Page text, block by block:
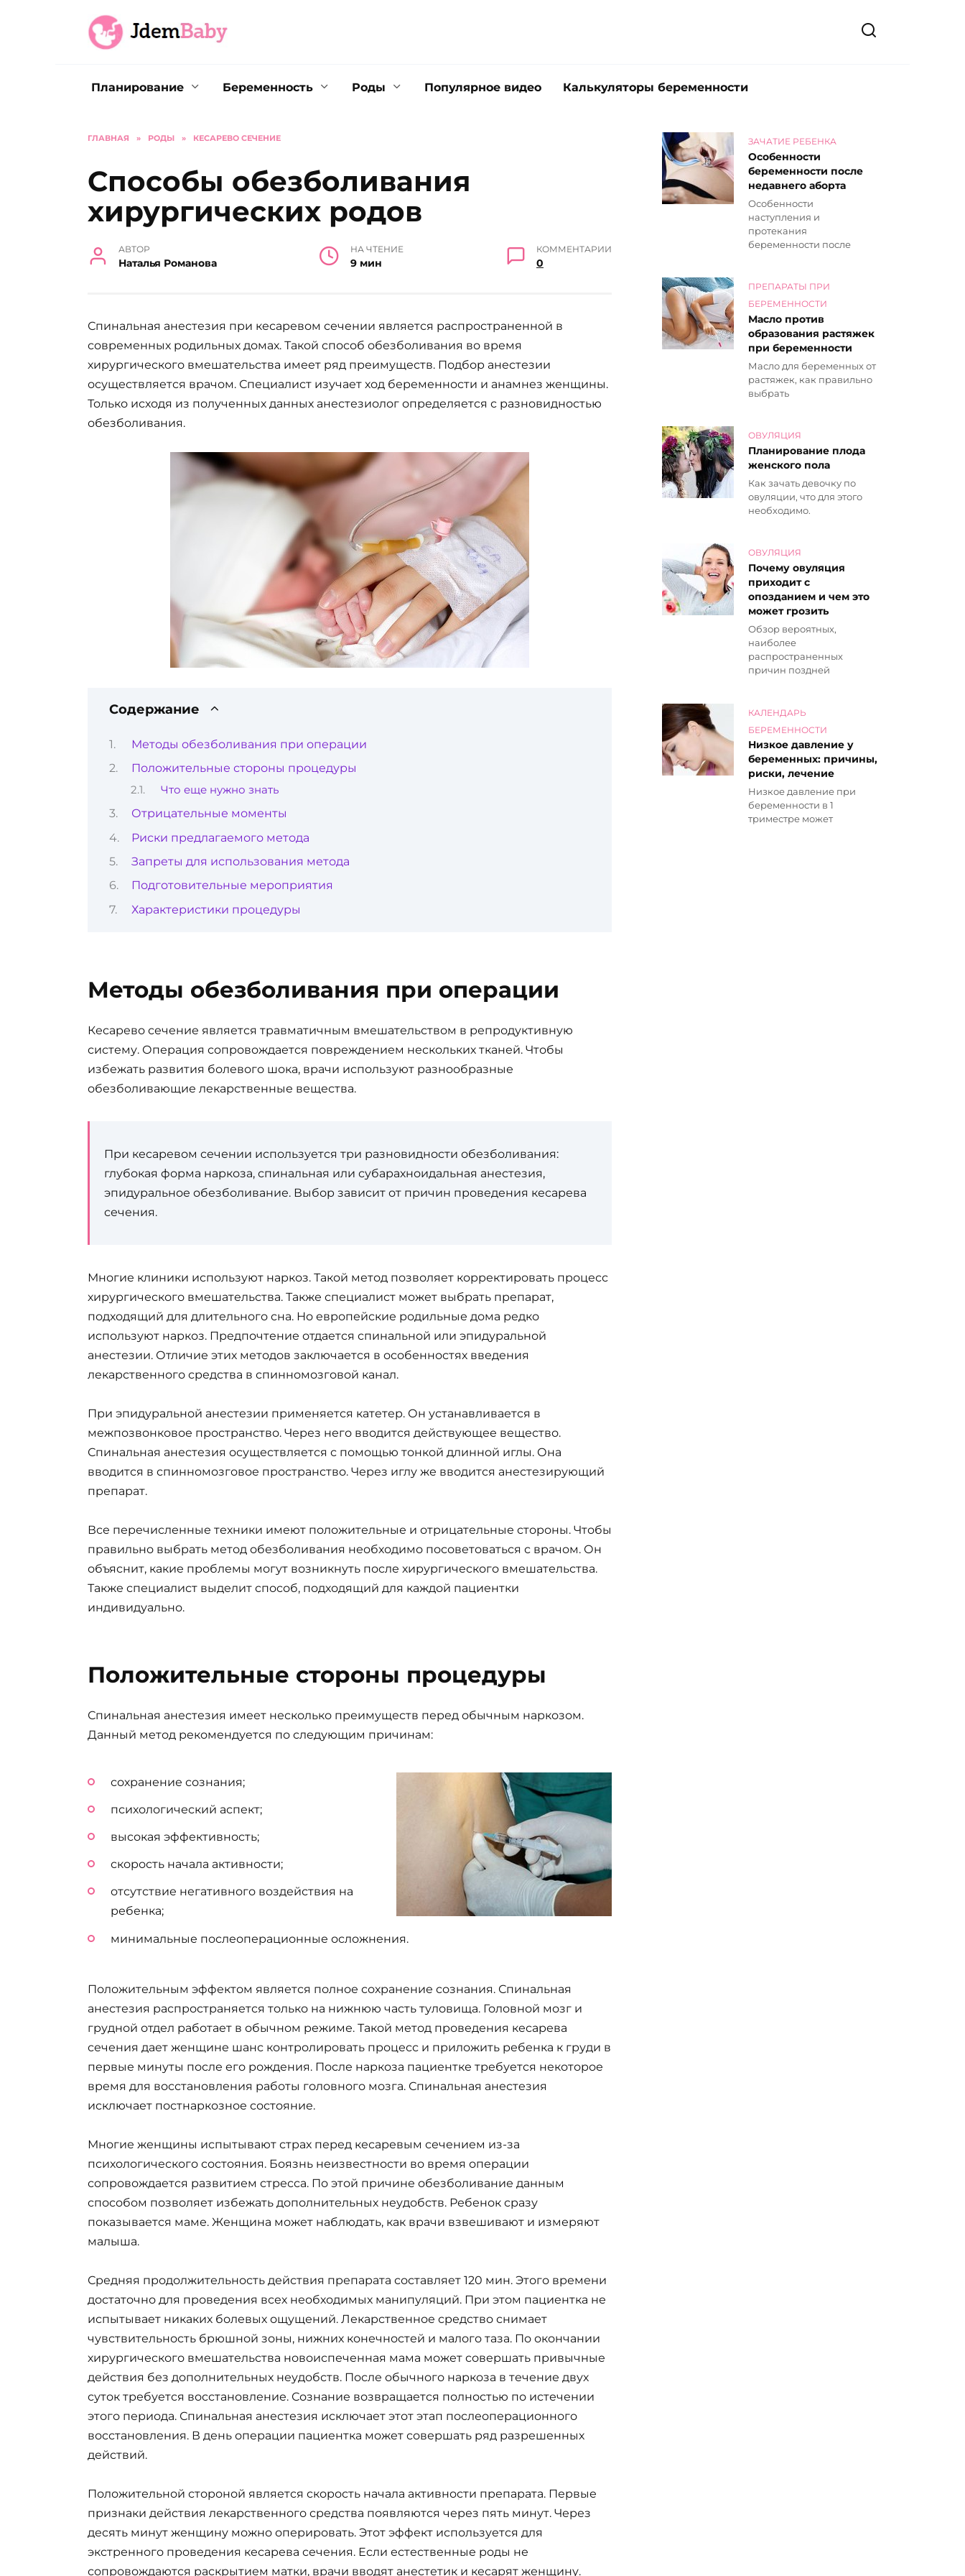
Планирование Беременность Роды Популярное видео Калькуляторы беременности
ГЛАВНАЯ » РОДЫ » КЕСАРЕВО СЕЧЕНИЕ
Способы обезболивания
хирургических родов
АВТОР
Наталья Романова
НА ЧТЕНИЕ
9 мин
КОММЕНТАРИИ
0
Спинальная анестезия при кесаревом сечении является распространенной в
современных родильных домах. Такой способ обезболивания во время
хирургического вмешательства имеет ряд преимуществ. Подбор анестезии
осуществляется врачом. Специалист изучает ход беременности и анамнез женщины.
Только исходя из полученных данных анестезиолог определяется с разновидностью
обезболивания.
Содержание
Методы обезболивания при операции
Положительные стороны процедуры
Что еще нужно знать
Отрицательные моменты
Риски предлагаемого метода
Запреты для использования метода
Подготовительные мероприятия
Характеристики процедуры
Методы обезболивания при операции
Кесарево сечение является травматичным вмешательством в репродуктивную
систему. Операция сопровождается повреждением нескольких тканей. Чтобы
избежать развития болевого шока, врачи используют разнообразные
обезболивающие лекарственные вещества.
При кесаревом сечении используется три разновидности обезболивания:
глубокая форма наркоза, спинальная или субарахноидальная анестезия,
эпидуральное обезболивание. Выбор зависит от причин проведения кесарева
сечения.
Многие клиники используют наркоз. Такой метод позволяет корректировать процесс
хирургического вмешательства. Также специалист может выбрать препарат,
подходящий для длительного сна. Но европейские родильные дома редко
используют наркоз. Предпочтение отдается спинальной или эпидуральной
анестезии. Отличие этих методов заключается в особенностях введения
лекарственного средства в спинномозговой канал.
При эпидуральной анестезии применяется катетер. Он устанавливается в
межпозвонковое пространство. Через него вводится действующее вещество.
Спинальная анестезия осуществляется с помощью тонкой длинной иглы. Она
вводится в спинномозговое пространство. Через иглу же вводится анестезирующий
препарат.
Все перечисленные техники имеют положительные и отрицательные стороны. Чтобы
правильно выбрать метод обезболивания необходимо посоветоваться с врачом. Он
объяснит, какие проблемы могут возникнуть после хирургического вмешательства.
Также специалист выделит способ, подходящий для каждой пациентки
индивидуально.
Положительные стороны процедуры
Спинальная анестезия имеет несколько преимуществ перед обычным наркозом.
Данный метод рекомендуется по следующим причинам:
сохранение сознания;
психологический аспект;
высокая эффективность;
скорость начала активности;
отсутствие негативного воздействия на
ребенка;
минимальные послеоперационные осложнения.
Положительным эффектом является полное сохранение сознания. Спинальная
анестезия распространяется только на нижнюю часть туловища. Головной мозг и
грудной отдел работает в обычном режиме. Такой метод проведения кесарева
сечения дает женщине шанс контролировать процесс и приложить ребенка к груди в
первые минуты после его рождения. После наркоза пациентке требуется некоторое
время для восстановления работы головного мозга. Спинальная анестезия
исключает постнаркозное состояние.
Многие женщины испытывают страх перед кесаревым сечением из-за
психологического состояния. Боязнь неизвестности во время операции
сопровождается развитием стресса. По этой причине обезболивание данным
способом позволяет избежать дополнительных неудобств. Ребенок сразу
показывается маме. Женщина может наблюдать, как врачи взвешивают и измеряют
малыша.
Средняя продолжительность действия препарата составляет 120 мин. Этого времени
достаточно для проведения всех необходимых манипуляций. При этом пациентка не
испытывает никаких болевых ощущений. Лекарственное средство снимает
чувствительность брюшной зоны, нижних конечностей и малого таза. По окончании
хирургического вмешательства новоиспеченная мама может совершать привычные
действия без дополнительных неудобств. После обычного наркоза в течение двух
суток требуется восстановление. Сознание возвращается полностью по истечении
этого периода. Спинальная анестезия исключает этот этап послеоперационного
восстановления. В день операции пациентка может совершать ряд разрешенных
действий.
Положительной стороной является скорость начала активности препарата. Первые
признаки действия лекарственного средства появляются через пять минут. Через
десять минут женщину можно оперировать. Этот эффект используется для
экстренного проведения кесарева сечения. Если естественные роды не
сопровождаются раскрытием матки, врачи вводят анестетик и кесарят женщину.
ЗАЧАТИЕ РЕБЕНКА
Особенности
беременности после
недавнего аборта
Особенности
наступления и
протекания
беременности после
ПРЕПАРАТЫ ПРИ
БЕРЕМЕННОСТИ
Масло против
образования растяжек
при беременности
Масло для беременных от
растяжек, как правильно
выбрать
ОВУЛЯЦИЯ
Планирование плода
женского пола
Как зачать девочку по
овуляции, что для этого
необходимо.
ОВУЛЯЦИЯ
Почему овуляция
приходит с
опозданием и чем это
может грозить
Обзор вероятных,
наиболее
распространенных
причин поздней
КАЛЕНДАРЬ
БЕРЕМЕННОСТИ
Низкое давление у
беременных: причины,
риски, лечение
Низкое давление при
беременности в 1
триместре может